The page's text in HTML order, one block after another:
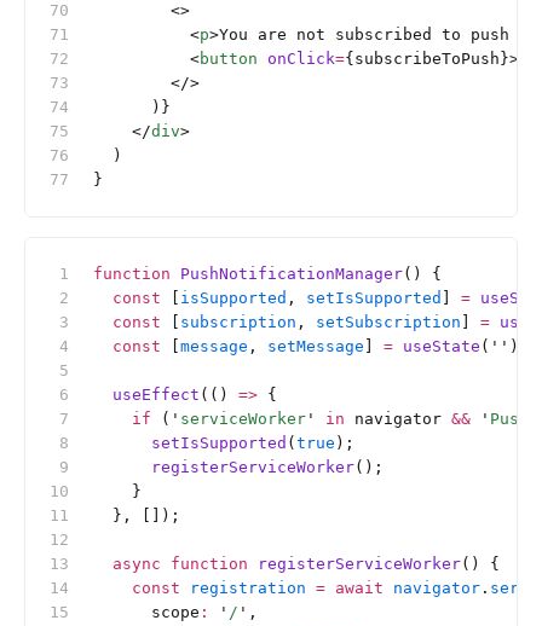
        <>
          <
p>You are not subscribed to push
          <
button onClick=
        </>
      )}
    </
div>
  )
}
function PushNotificationManager() {
  const
isSupported , setIsSupported =
  const
subscription , setSubscription =
  const
message , setMessage = useState ( '' );
  useEffect
(() => {
    if
( ' serviceWorker ' in navigator && '
      setIsSupported
( true );
      registerServiceWorker
();
    }
  }, []);
  async
function registerServiceWorker() {
    const
registration = await navigator .
      scope
: ' / ' ,